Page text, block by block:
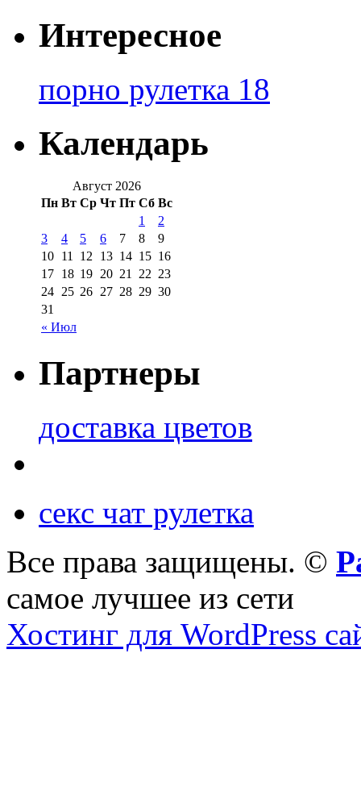
Интересное
порно рулетка 18
Календарь
Август 2026
Пн Вт Ср Чт Пт Сб Вс
« Июл
1
2
3
4 5 6 7 8
9
10 11 12 13 14 15 16
17 18 19 20 21 22 23
24 25 26 27 28 29 30
31
Партнеры
доставка цветов
секс чат рулетка
Все права защищены. ©
самое лучшее из сети
Хостинг для WordPress